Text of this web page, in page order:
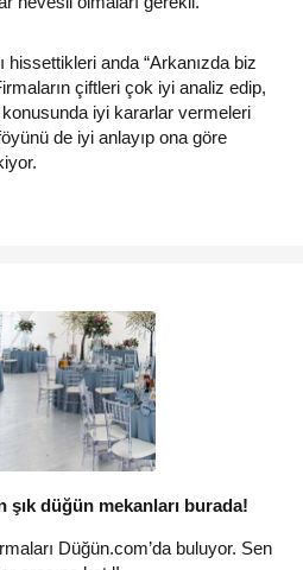
hissettikleri anda “Arkanızda biz
çiftleri çok iyi analiz edip,
iyi kararlar vermeleri
de iyi anlayıp ona göre
şık düğün mekanları burada!
Düğün.com’da buluyor. Sen